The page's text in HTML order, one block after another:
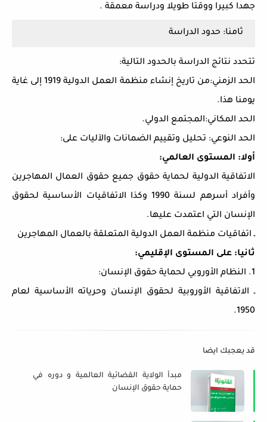
جهدا كبيرا ووقتا طويلا ودراسة معمقة .
ثامنا: حدود الدراسة
تتحدد نتائج الدراسة بالحدود التالية:
الحد الزمني:من تاريخ إنشاء منظمة العمل الدولية 1919 إلى غاية
يومنا هذا.
الحد المكاني:المجتمع الدولي.
الحد النوعي: تحليل وتقييم الضمانات والآليات على:
أولا: المستوى العالمي:
الاتفاقية الدولية لحماية حقوق جميع حقوق العمال المهاجرين
وأفراد أسرهم لسنة 1990 وكذا الاتفاقيات الأساسية لحقوق
الإنسان التي اعتمدت عليها.
ـ اتفاقيات منظمة العمل الدولية المتعلقة بالعمال المهاجرين
ثانيا: على المستوى الإقليمي:
1. النظام الأوروبي لحماية حقوق الإنسان:
ـ الاتفاقية الأوروبية لحقوق الإنسان وحرياته الأساسية لعام
1950.
قد يعجبك ايضا
مبدأ الولاية القضائية العالمية و دوره في
حماية حقوق الإنسان